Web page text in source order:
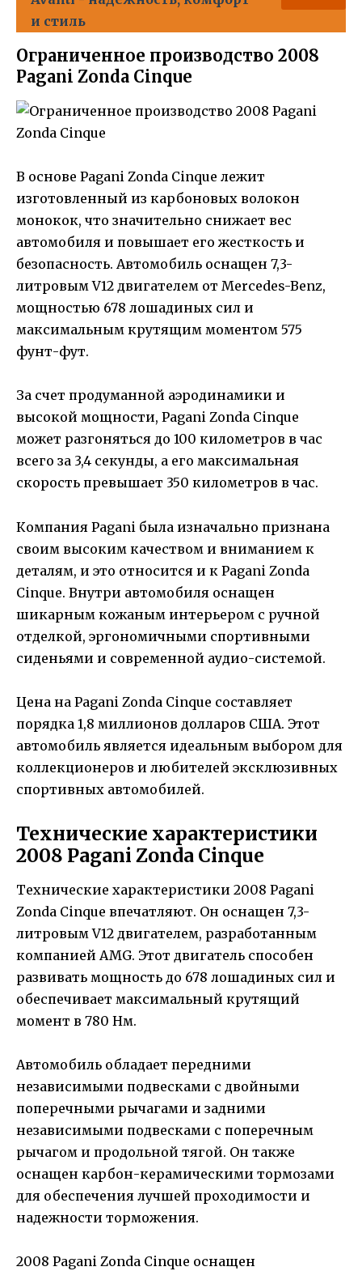
и стиль
Ограниченное производство 2008
Pagani Zonda Cinque
В основе Pagani Zonda Cinque лежит
изготовленный из карбоновых волокон
монокок, что значительно снижает вес
автомобиля и повышает его жесткость и
безопасность. Автомобиль оснащен 7,3-
литровым V12 двигателем от Mercedes-Benz,
мощностью 678 лошадиных сил и
максимальным крутящим моментом 575
фунт-фут.
За счет продуманной аэродинамики и
высокой мощности, Pagani Zonda Cinque
может разгоняться до 100 километров в час
всего за 3,4 секунды, а его максимальная
скорость превышает 350 километров в час.
Компания Pagani была изначально признана
своим высоким качеством и вниманием к
деталям, и это относится и к Pagani Zonda
Cinque. Внутри автомобиля оснащен
шикарным кожаным интерьером с ручной
отделкой, эргономичными спортивными
сиденьями и современной аудио-системой.
Цена на Pagani Zonda Cinque составляет
порядка 1,8 миллионов долларов США. Этот
автомобиль является идеальным выбором для
коллекционеров и любителей эксклюзивных
спортивных автомобилей.
Технические характеристики
2008 Pagani Zonda Cinque
Технические характеристики 2008 Pagani
Zonda Cinque впечатляют. Он оснащен 7,3-
литровым V12 двигателем, разработанным
компанией AMG. Этот двигатель способен
развивать мощность до 678 лошадиных сил и
обеспечивает максимальный крутящий
момент в 780 Нм.
Автомобиль обладает передними
независимыми подвесками с двойными
поперечными рычагами и задними
независимыми подвесками с поперечным
рычагом и продольной тягой. Он также
оснащен карбон-керамическими тормозами
для обеспечения лучшей проходимости и
надежности торможения.
2008 Pagani Zonda Cinque оснащен